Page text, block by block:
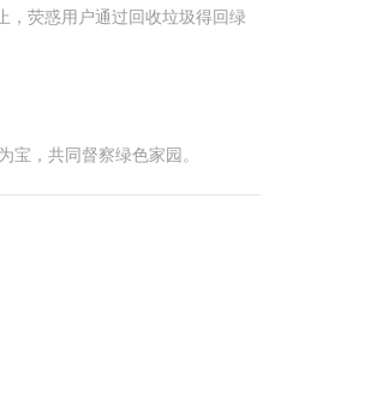
，荧惑用户通过回收垃圾得回绿
，共同督察绿色家园。